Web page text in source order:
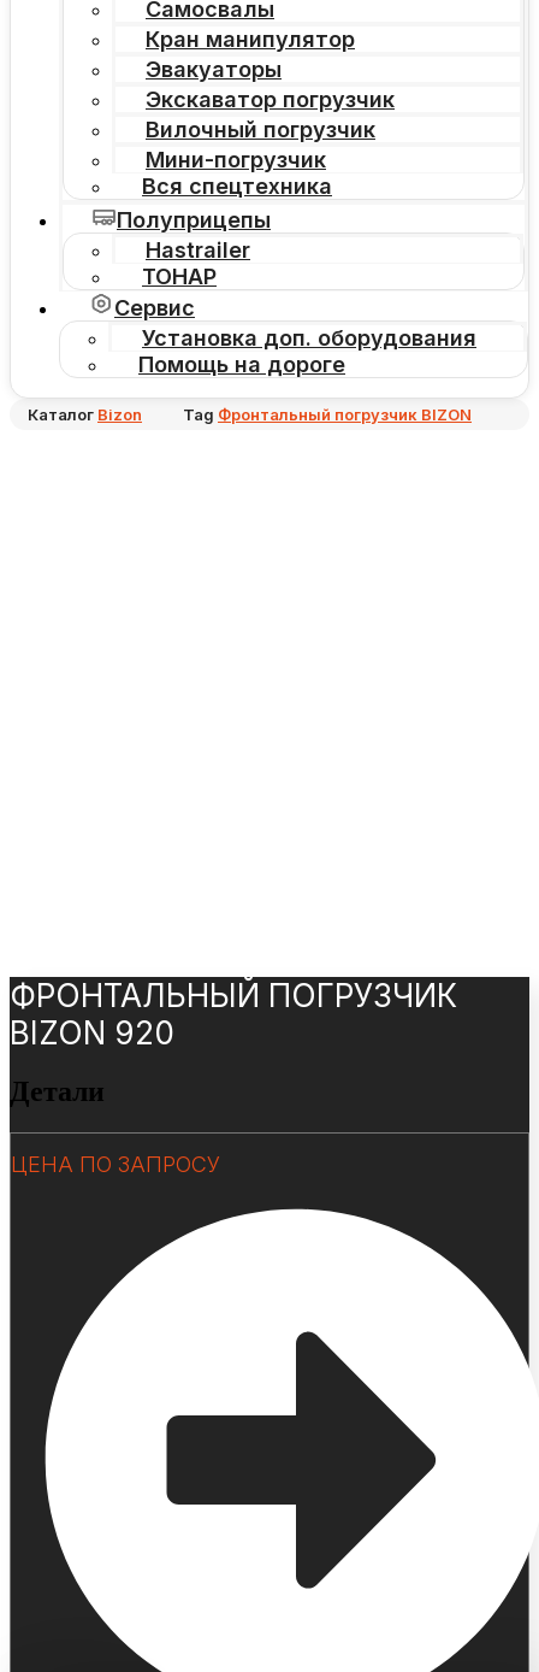
Самосвалы
Кран манипулятор
Эвакуаторы
Экскаватор погрузчик
Вилочный погрузчик
Мини-погрузчик
Вся спецтехника
Полуприцепы
Hastrailer
ТОНАР
Сервис
Установка доп. оборудования
Помощь на дороге
Каталог Bizon Tag Фронтальный погрузчик BIZON
ФРОНТАЛЬНЫЙ ПОГРУЗЧИК
BIZON 920
Детали
ЦЕНА ПО ЗАПРОСУ